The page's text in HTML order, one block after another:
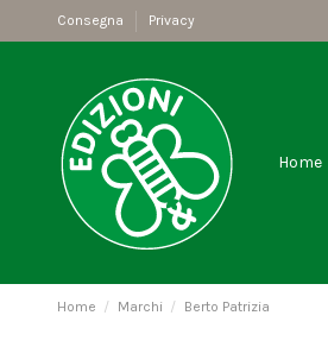
Consegna Privacy
Home
Home Marchi Berto Patrizia